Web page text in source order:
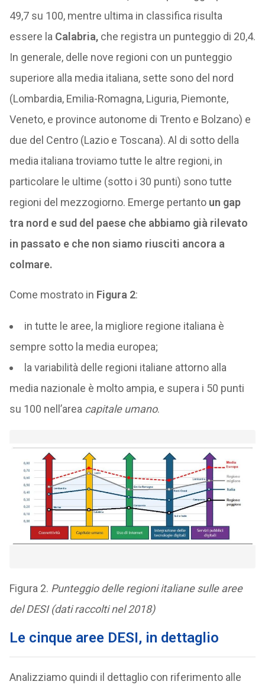
49,7 su 100, mentre ultima in classifica risulta
essere la Calabria,che registra un punteggio di 20,4.
In generale, delle nove regioni con un punteggio
superiore alla media italiana, sette sono del nord
(Lombardia, Emilia-Romagna, Liguria, Piemonte,
Veneto, e province autonome di Trento e Bolzano) e
due del Centro (Lazio e Toscana). Al di sotto della
media italiana troviamo tutte le altre regioni, in
particolare le ultime (sotto i 30 punti) sono tutte
regioni del mezzogiorno. Emerge pertanto un gap
tra nord e sud del paese che abbiamo già rilevato
in passato e che non siamo riusciti ancora a
colmare.
Come mostrato in Figura 2:
in tutte le aree, la migliore regione italiana è
sempre sotto la media europea;
la variabilità delle regioni italiane attorno alla
media nazionale è molto ampia, e supera i 50 punti
su 100 nell’area capitale umano.
Figura 2. Punteggio delle regioni italiane sulle aree
del DESI (dati raccolti nel 2018)
Le cinque aree DESI, in dettaglio
Analizziamo quindi il dettaglio con riferimento alle